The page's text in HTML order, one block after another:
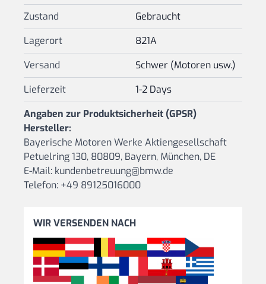
Zustand
Gebraucht
Lagerort
821A
Versand
Schwer (Motoren usw.)
Lieferzeit
1-2 Days
Angaben zur Produktsicherheit (GPSR)
Hersteller:
Bayerische Motoren Werke Aktiengesellschaft
Petuelring 130, 80809, Bayern, München, DE
E-Mail: kundenbetreuung@bmw.de
Telefon: +49 89125016000
WIR VERSENDEN NACH